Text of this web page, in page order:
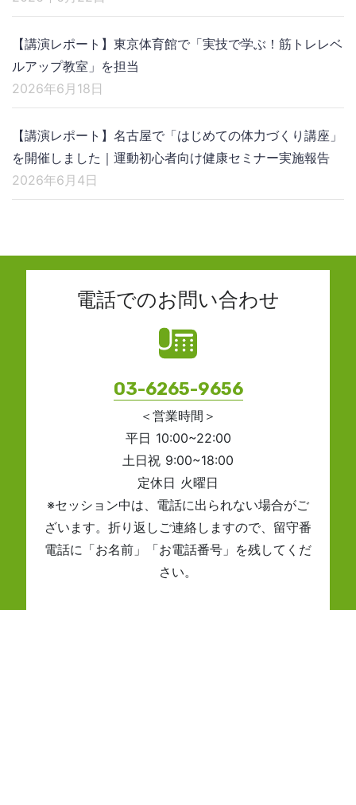
【講演レポート】東京体育館で「実技で学ぶ！筋トレレベ
ルアップ教室」を担当
2026年6月18日
【講演レポート】名古屋で「はじめての体力づくり講座」
を開催しました｜運動初心者向け健康セミナー実施報告
2026年6月4日
電話でのお問い合わせ
03-6265-9656
＜営業時間＞
平日 10:00~22:00
土日祝 9:00~18:00
定休日 火曜日
※セッション中は、電話に出られない場合がご
ざいます。折り返しご連絡しますので、留守番
電話に「お名前」「お電話番号」を残してくだ
さい。